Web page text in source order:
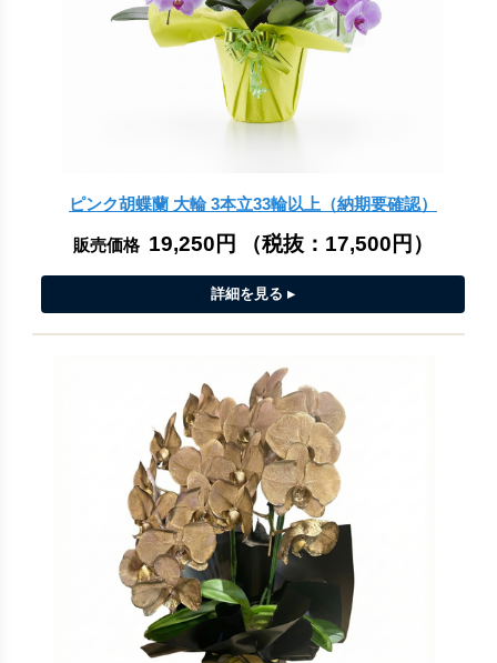
ピンク胡蝶蘭 大輪 3本立33輪以上（納期要確認）
販売価格 19,250円 （税抜： 17,500円 ）